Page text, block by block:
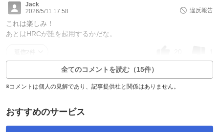
Jack
2026/5/11 17:58
違反報告
これは楽しみ！
あとはHRCが誰を起用するかだな。
全てのコメントを読む（15件）
※コメントは個人の見解であり、記事提供社と関係はありません。
おすすめのサービス